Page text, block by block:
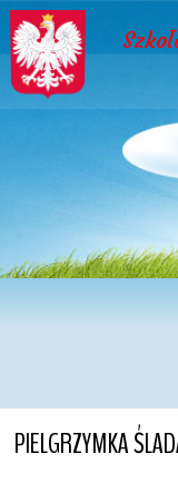
PIELGRZYMKA